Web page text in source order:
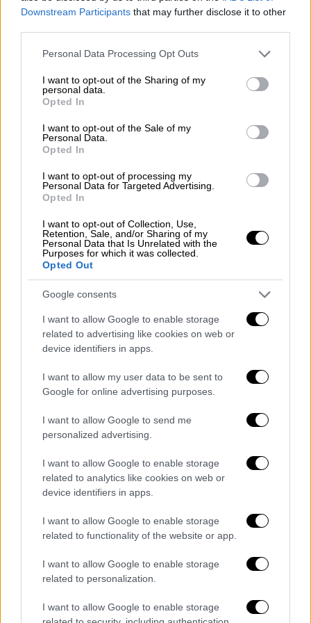
Downstream Participants that may further disclose it to other
Please note that this website/app uses one or more Google
not limited to your visit or usage behaviour. You may click to
grant or deny consent to Google and its third-party tags to
use your data for below specified purposes in below Google
consent section.
Personal Data Processing Opt Outs
I want to opt-out of the Sharing of my
personal data.
Opted In
I want to opt-out of the Sale of my
Personal Data.
Opted In
I want to opt-out of processing my
Personal Data for Targeted Advertising.
Opted In
I want to opt-out of Collection, Use,
Retention, Sale, and/or Sharing of my
Personal Data that Is Unrelated with the
Purposes for which it was collected.
Opted Out
Google consents
I want to allow Google to enable storage
related to advertising like cookies on web or
device identifiers in apps.
I want to allow my user data to be sent to
Google for online advertising purposes.
I want to allow Google to send me
personalized advertising.
I want to allow Google to enable storage
related to analytics like cookies on web or
device identifiers in apps.
I want to allow Google to enable storage
related to functionality of the website or app.
I want to allow Google to enable storage
related to personalization.
I want to allow Google to enable storage
«Αν δε ληφθούν τα συγκεκριμένα μέτρα, ο
κίνδυνος εμφάνισης μίας επιδημίας είναι
πραγματικός. Θεωρώ, όμως, ότι γνωρίζουν
όλους τους κινδύνους οι τουρκικές Αρχές
και θα φροντίσουν να τους
ελαχιστοποιήσουν.
όμως, ενός μέτρου εξαρτάται και από το
μορφωτικό επίπεδο, το κοινωνικό και το
απευθύνεσαι. Υπάρχουν πάντοτε κάποιοι
αστάθμητοι παράγοντες, οι οποίοι σε
αναγκάζουν να μην μπορείς να καθορίσεις με
ακρίβεια μια κατάσταση», υποστηρίζει ο κ.
Κιουμής.
Κατά τον ίδιο, είναι σημαντικό και στους
καταυλισμούς που θα κατασκευάσουν οι
τουρκικές Αρχές, προκειμένου να
στεγαστούν πρόχειρα οι εκατομμύρια
σεισμόπληκτοι, να υπάρχουν οι καλύτερες
κατά το δυνατόν συνθήκες υγιεινής.
«Να φέρω ως παράδειγμα την πολιορκία των
Αθηνών κατά τον Πελοποννησιακό Πόλεμο.
Ξέσπασε ο λοιμός, οι άνθρωποι ήταν
μαζεμένοι σε περιορισμένο χώρο, δεν είχαν
πρόσβαση σε καθαρό νερό και καλές
συνθήκες υγιεινής κι έτσι πέθαιναν μαζικά»,
Θα χρειαστεί πολύς καιρός για να
αποφευχθεί ο κίνδυνος
Κατά τον κ. Κιουμή, είναι απαραίτητο να
περιμένουμε κάποιο σημαντικό χρονικό